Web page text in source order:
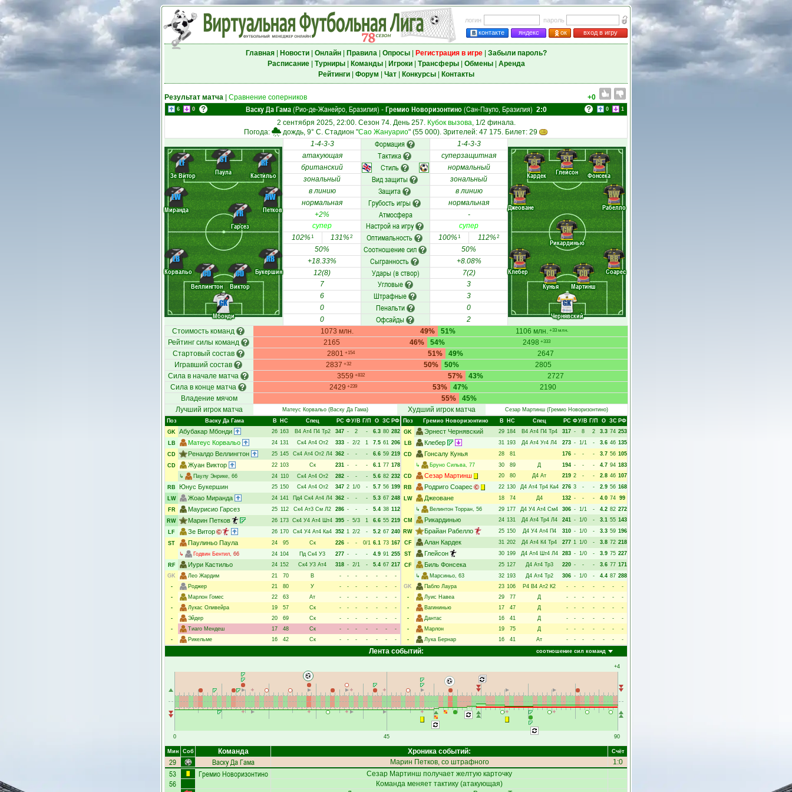
логин
пароль
контакте
яндекс ок вход в игру
Главная| Новости| Онлайн| Правила| Опросы| Регистрация в игре| Забыли пароль?
Расписание| Турниры| Команды| Игроки| Трансферы| Обмены| Аренда
Рейтинги| Форум Чат| Конкурсы| Контакты
Результат матча Сравнение соперников +0
6 0 Васку Да Гама(Рио-де-Жанейро, Бразилия) - Гремио Новоризонтино (Сан-Пауло, Бразилия) 2:0 0 1
2 сентября 2025, 22:00. Сезон 74. День 257. Кубок вызова, 1/2 финала.
Погода:
дождь, 9° C. Стадион "Сао Жануарио" (55 000). Зрителей: 47 175. Билет: 29
Мбонди
Корвальо
Веллингтон
Виктор
Букершин
Миранда
Гарсез
Петков
Зе Витор Паула Кастильо
GK
LB
CD
CD
RB
LW
FR
RW
LF ST RF
1-4-3-3 Формация 1-4-3-3
Чернявский
Клебер
Кунья
Мартинш
Соарес
Джеоване
Рикардинью
Рабелло
Кардек Глейсон Фонсека
GK
LB
CD
CD
RB
LW
CM
RW
CF ST CF
атакующая Тактика
суперзащитная
британский
Стиль
нормальный
зональный
Вид защиты
зональный
в линию
Защита
в линию
нормальная
Грубость игры
нормальная
+2%
Атмосфера
-
супер
Настрой на игру
супер
102%1 131%2 Оптимальность 100%1 112%2
50% Соотношение сил
50%
+18.33%
Сыгранность
+8.08%
12(8)
Удары (в створ)
7(2)
7
Угловые
3
6
Штрафные
3
0
Пенальти
0
0
Офсайды
2
Стоимость команд
1073 млн. 49% 1106 млн. +33 млн.
51%
Рейтинг силы команд
2165 46% 2498 +333
54%
Стартовый состав
2801 +154 51% 2647
49%
Игравший состав
2837 +32 50% 2805
50%
Сила в начале матча
3559 +832 57% 2727
43%
Сила в конце матча
2429 +239 53% 2190
47%
Владение мячом
55%
45%
Лучший игрок матча
Матеус Корвальо (Васку Да Гама) Худший игрок матча Сезар Мартинш (Гремио Новоризонтино)
Поз
Васку Да Гама В НC Спец РC ФУ/В Г/П О ЗС РФ
GK Абубакар Мбонди 26 163 В4 Ат4 П4 Тр2 347 - 2 - 6.3 80 282
LB
Матеус Корвальо 24 131 Ск4 Ат4 От2 333 - 2/2 1 7.5 61 206
CD
Реналдо Веллингтон 25 145 Ск4 Ат4 От2 Л4 362 - - - 6.6 59 219
CD
Жуан Виктор 22 103 Ск 231 - - - 6.1 77 178
↳
Паулу Энрике, 66 24 110 Ск4 Ат4 От2 282 - - - 5.6 82 232
RB
Юнус Букершин 25 150 Ск4 Ат4 От2 347 2 1/0 - 5.7 56 199
LW
Жоао Миранда 24 141 Пд4 Ск4 Ат4 Л4 362 - - - 5.3 67 248
FR
Маурисио Гарсез 25 112 Ск4 Ат3 См Л2 286 - - - 5.4 38 112
RW
Марин Петков 26 173 Ск4 У4 Ат4 Шт4 395 - 5/3 1 6.6 55 219
LF
Зе Витор 26 170 Ск4 У4 Ат4 Ка4 352 1 2/2 - 5.2 67 240
ST
Паулиньо Паула 24 95 Ск 226 - - 0/1 6.1 73 167
↳
Годвин Бентил, 66 24 104 Пд Ск4 У3 277 - - - 4.9 91 255
RF
Иури Кастильо 24 152 Ск4 У3 Ат4 318 - 2/1 - 5.4 67 217
GK
Лео Жардим 21 70 В - - - - - -
-
-
Роджер 21 80 У - - - - - -
-
-
Марлон Гомес 22 63 Ат - - - - - -
-
-
Лукас Оливейра 19 57 Ск - - - - - -
-
-
Эйдер 20 69 Ск - - - - - -
-
-
Тиаго Мендеш 17 48 Ск - - - - - -
-
-
Рикельме 16 42 Ск - - - - - - -
Поз Гремио Новоризонтино В НC Спец РC ФУ/В Г/П О ЗС РФ
GK
Эрнест Чернявский 29 184 В4 Ат4 П4 Тр4 317 - 8 2 3.3 74 253
LB
Клебер 31 193 Д4 Ат4 Уг4 Л4 273 - 1/1 - 3.6 46 135
CD
Гонсалу Кунья 28 81 176 - - - 3.7 56 105
↳
Бруно Сильва, 77 30 89 Д 194 - - - 4.7 94 183
CD
Сезар Мартинш 20 80 Д4 Ат 219 2 - - 2.8 46 107
RB
Родриго Соарес 22 130 Д4 Ат4 Тр4 Ка4 276 3 - - 2.9 56 168
LW
Джеоване 18 74 Д4 132 - - - 4.0 74 99
↳
Велинтон Торран, 56 29 177 Д4 У4 Ат4 См4 306 - 1/1 - 4.2 82 272
CM
Рикардинью 24 131 Д4 Ат4 Тр4 Л4 241 - 1/0 - 3.1 55 143
RW
Брайан Рабелло 25 150 Д4 У4 Ат4 П4 310 - 1/0 - 3.3 59 196
CF
Алан Кардек 31 202 Д4 Ат4 К4 Тр4 277 1 1/0 - 3.8 72 218
ST
Глейсон 30 199 Д4 Ат4 Шт4 Л4 283 - 1/0 - 3.9 75 227
CF
Биль Фонсека 25 127 Д4 Ат4 Тр3 220 - - - 3.6 77 171
↳
Марсиньо, 63 32 193 Д4 Ат4 Тр2 306 - 1/0 - 4.4 87 288
GK
Пабло Лаура 23 106 Р4 В4 Ат2 К2 - - - - - -
-
-
Луис Навеа 29 77 Д - - - - - -
-
-
Вагининью 17 47 Д - - - - - -
-
-
Дантас 16 41 Д - - - - - -
-
-
Марлон 19 75 Д - - - - - -
-
-
Лука Бернар 16 41 Ат - - - - - -
-
соотношение сил команд
Лента событий:
0 45
+4
90
Мин Соб Команда Хроника событий: Счёт
29 Васку Да Гама Марин Петков, со штрафного 1:0
53 Гремио Новоризонтино Сезар Мартинш получает желтую карточку
56
Команда меняет тактику (атакующая)